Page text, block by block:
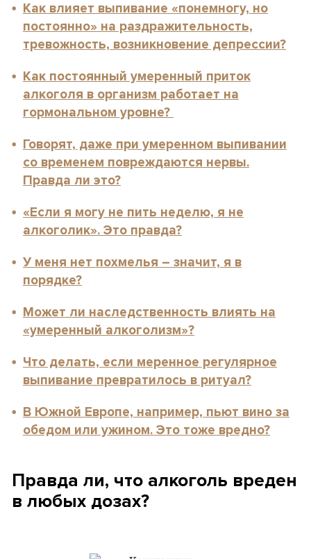
Как влияет выпивание «понемногу, но
постоянно» на раздражительность,
тревожность, возникновение депрессии?
Как постоянный умеренный приток
алкоголя в организм работает на
гормональном уровне?
Говорят, даже при умеренном выпивании
со временем повреждаются нервы.
Правда ли это?
«Если я могу не пить неделю, я не
алкоголик». Это правда?
У меня нет похмелья – значит, я в
порядке?
Может ли наследственность влиять на
«умеренный алкоголизм»?
Что делать, если меренное регулярное
выпивание превратилось в ритуал?
В Южной Европе, например, пьют вино за
обедом или ужином. Это тоже вредно?
Правда ли, что алкоголь вреден
в любых дозах?